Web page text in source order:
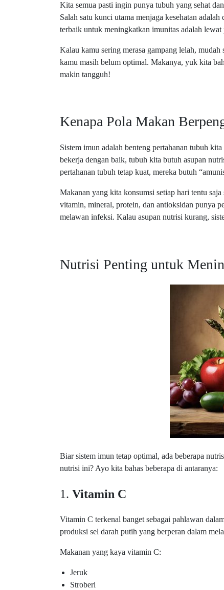
Kita semua pasti ingin punya tubuh yang sehat
Salah satu kunci utama menjaga kesehatan
terbaik untuk meningkatkan imunitas adalah lewat
Kalau kamu sering merasa gampang lelah,
kamu masih belum optimal. Makanya, yuk kita
makin tangguh!
Kenapa Pola Makan
Sistem imun adalah benteng pertahanan tubuh
bekerja dengan baik, tubuh kita butuh asupan
pertahanan tubuh tetap kuat, mereka butuh
Makanan yang kita konsumsi setiap hari tentu
vitamin, mineral, protein, dan antioksidan punya
melawan infeksi. Kalau asupan nutrisi kurang,
Nutrisi Penting untuk
Biar sistem imun tetap optimal, ada beberapa
nutrisi ini? Ayo kita bahas beberapa di antaranya:
1. Vitamin C
Vitamin C terkenal banget sebagai pahlawan
produksi sel darah putih yang berperan dalam
Makanan yang kaya vitamin C:
Jeruk
Stroberi